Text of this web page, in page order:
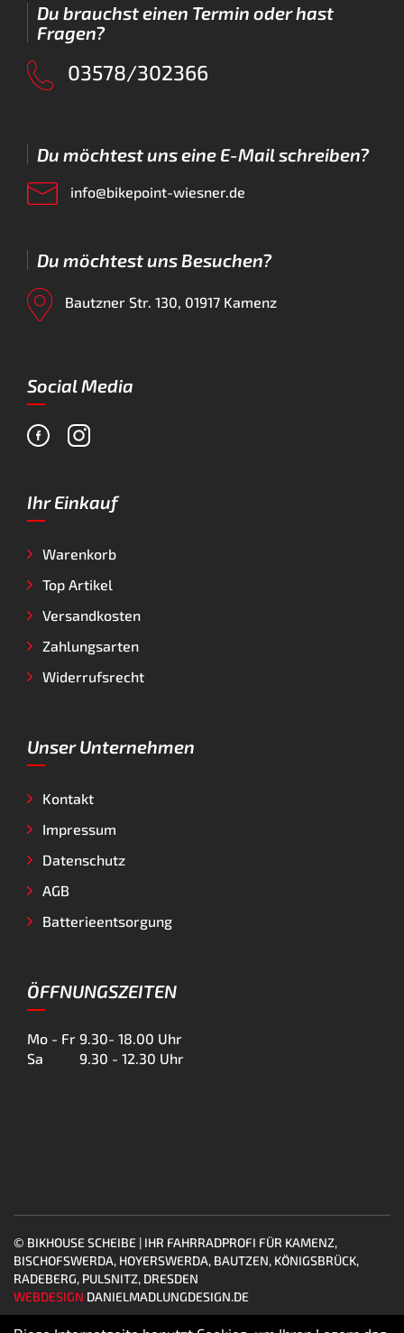
Du brauchst einen Termin oder hast
Fragen?
03578/302366
Du möchtest uns eine E-Mail schreiben?
info@bikepoint-wiesner.de
Du möchtest uns Besuchen?
Bautzner Str. 130, 01917 Kamenz
Social Media
Ihr Einkauf
Warenkorb
Top Artikel
Versandkosten
Zahlungsarten
Widerrufsrecht
Unser Unternehmen
Kontakt
Impressum
Datenschutz
AGB
Batterieentsorgung
ÖFFNUNGSZEITEN
Mo - Fr 9.30- 18.00 Uhr
Sa
9.30 - 12.30 Uhr
© BIKHOUSE SCHEIBE | IHR FAHRRADPROFI FÜR KAMENZ,
BISCHOFSWERDA, HOYERSWERDA, BAUTZEN, KÖNIGSBRÜCK,
RADEBERG, PULSNITZ, DRESDEN
WEBDESIGN DANIELMADLUNGDESIGN.DE